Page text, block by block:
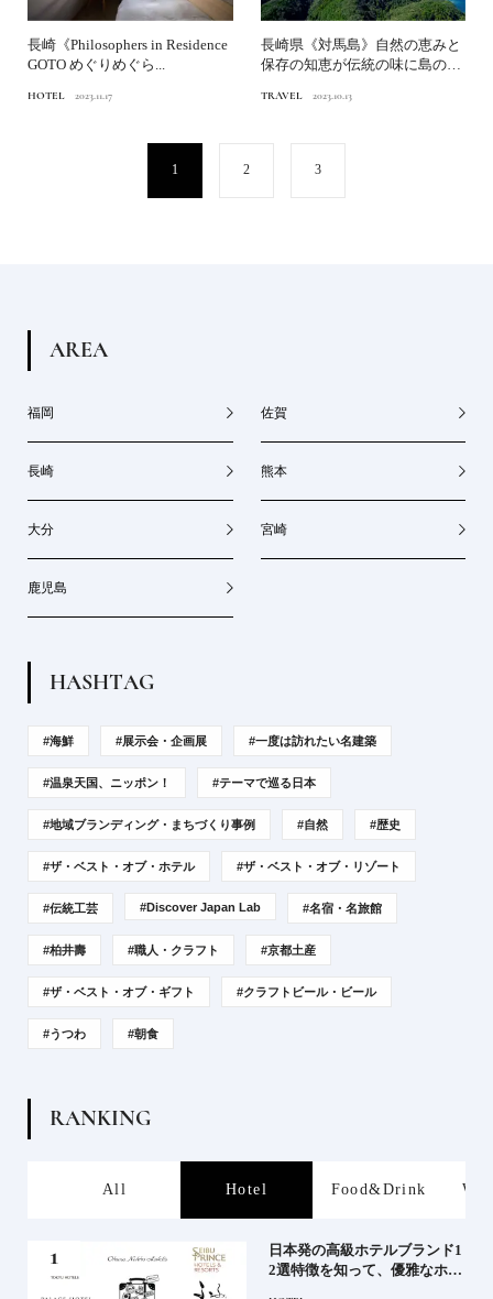
長崎《Philosophers in Residence
GOTO めぐりめぐら...
HOTEL 2023.11.17
長崎県《対馬島》自然の恵みと
保存の知恵が伝統の味に島の達
TRAVEL 2023.10.13
1 2 3
AREA
福岡 佐賀
長崎 熊本
大分 宮崎
鹿児島
HASHTAG
#海鮮 #展示会・企画展 #一度は訪れたい名建築
#温泉天国、ニッポン！ #テーマで巡る日本
#地域ブランディング・まちづくり事例 #自然 #歴史
#ザ・ベスト・オブ・ホテル #ザ・ベスト・オブ・リゾート
#伝統工芸 #Discover Japan Lab #名宿・名旅館
#柏井壽 #職人・クラフト #京都土産
#ザ・ベスト・オブ・ギフト #クラフトビール・ビール
#うつわ #朝食
RANKING
All Hotel Food&Drink
日本発の高級ホテルブランド1
2選特徴を知って、優雅なホテ